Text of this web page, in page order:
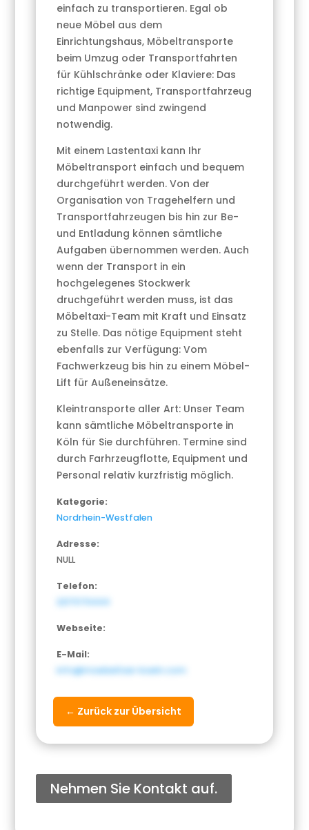
einfach zu transportieren. Egal ob
neue Möbel aus dem
Einrichtungshaus, Möbeltransporte
beim Umzug oder Transportfahrten
für Kühlschränke oder Klaviere: Das
richtige Equipment, Transportfahrzeug
und Manpower sind zwingend
notwendig.
Mit einem Lastentaxi kann Ihr
Möbeltransport einfach und bequem
durchgeführt werden. Von der
Organisation von Tragehelfern und
Transportfahrzeugen bis hin zur Be-
und Entladung können sämtliche
Aufgaben übernommen werden. Auch
wenn der Transport in ein
hochgelegenes Stockwerk
druchgeführt werden muss, ist das
Möbeltaxi-Team mit Kraft und Einsatz
zu Stelle. Das nötige Equipment steht
ebenfalls zur Verfügung: Vom
Fachwerkzeug bis hin zu einem Möbel-
Lift für Außeneinsätze.
Kleintransporte aller Art: Unser Team
kann sämtliche Möbeltransporte in
Köln für Sie durchführen. Termine sind
durch Farhrzeugflotte, Equipment und
Personal relativ kurzfristig möglich.
Kategorie:
Nordrhein-Westfalen
Adresse:
NULL
Telefon:
2217070444
Webseite:
E-Mail:
info@moebeltaxi-koeln.com
← Zurück zur Übersicht
Nehmen Sie Kontakt auf.